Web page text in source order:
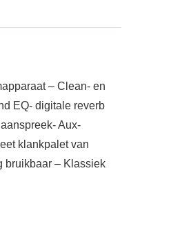
– Clean- en
EQ- digitale reverb
Aux-
klankpalet van
bruikbaar – Klassiek